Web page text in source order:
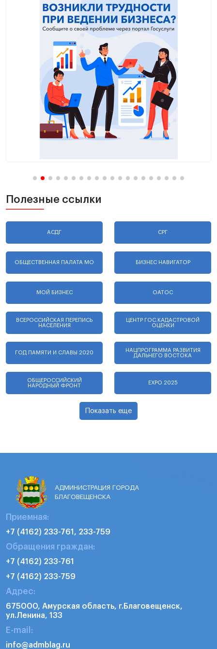
Полезные ссылки
АСДГ СРГ
ОБЩЕСТВЕННАЯ ПАЛАТА МО БИЗНЕС НАВИГАТОР
МОЙ БИЗНЕС ОАТОС
ВСЕРОССИЙСКАЯ ПЕРЕПИСЬ
НАСЕЛЕНИЯ
ЦЕНТР ГОС.КАДАСТРОВОЙ
ОЦЕНКИ
ГОД ПАМЯТИ И СЛАВЫ 2020
НАЦПРОГРАММА РАЗВИТИЯ
ДАЛЬНЕГО ВОСТОКА
ОБЩЕРОССИЙСКИЙ
НАРОДНЫЙ ФРОНТ
EXPO 2025
Показать еще
АДМИНИСТРАЦИЯ ГОРОДА
БЛАГОВЕЩЕНСКА
Приемная:
+7 (4162) 233-761, 233-759
Обращения граждан:
+7 (4162) 233-761
+7 (4162) 233-759
Адрес:
675000, Амурская область, г.Благовещенск,
ул.Ленина, 133
E-mail:
info@admblag.ru